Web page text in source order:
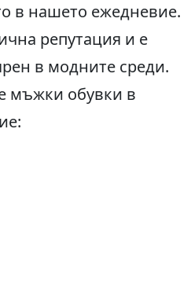
в нашето ежедневие.
репутация и е
в модните среди.
мъжки обувки в